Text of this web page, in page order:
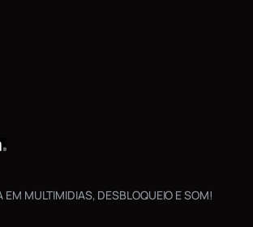
EM MULTIMIDIAS, DESBLOQUEIO E SOM!